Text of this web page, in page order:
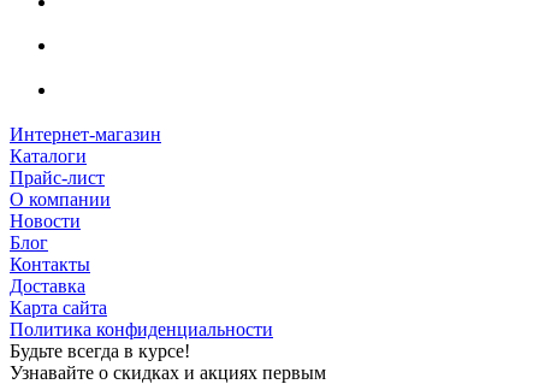
Интернет-магазин
Каталоги
Прайс-лист
О компании
Новости
Блог
Контакты
Доставка
Карта сайта
Политика конфиденциальности
Будьте всегда в курсе!
Узнавайте о скидках и акциях первым